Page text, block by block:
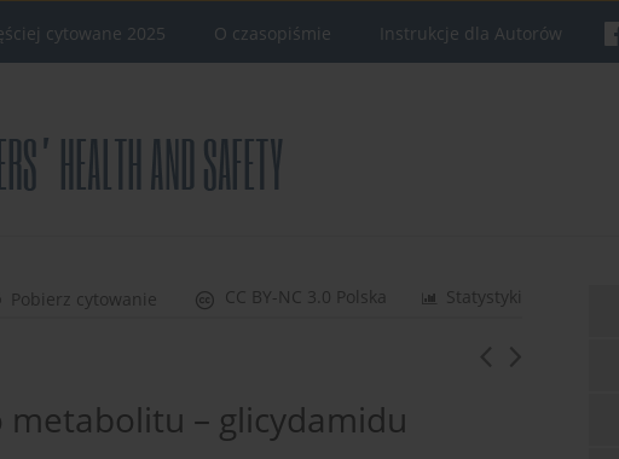
cytowane 2025 O czasopiśmie Instrukcje dla Autorów
Statystyki
CC BY-NC 3.0 Polska
Pobierz cytowanie
metabolitu – glicydamidu